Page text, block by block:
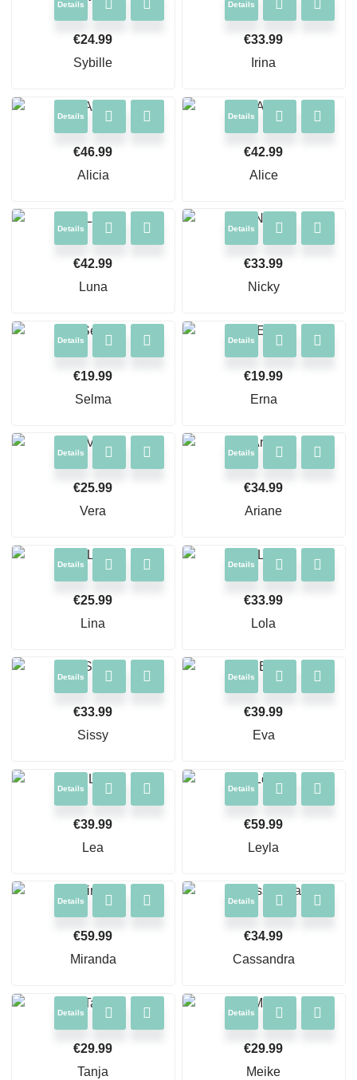
Details
€24.99
Sybille
Details
€33.99
Irina
Details
€46.99
Alicia
Details
€42.99
Alice
Details
€42.99
Luna
Details
€33.99
Nicky
Details
€19.99
Selma
Details
€19.99
Erna
Details
€25.99
Vera
Details
€34.99
Ariane
Details
€25.99
Lina
Details
€33.99
Lola
Details
€33.99
Sissy
Details
€39.99
Eva
Details
€39.99
Lea
Details
€59.99
Leyla
Details
€59.99
Miranda
Details
€34.99
Cassandra
Details
€29.99
Tanja
Details
€29.99
Meike